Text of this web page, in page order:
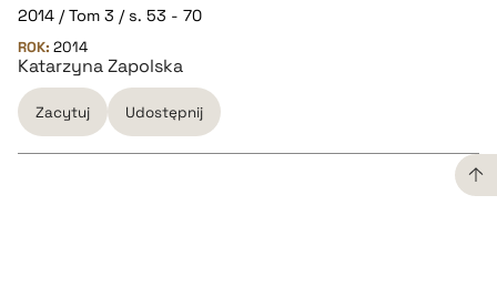
2014 / Tom 3 / s. 53 - 70
ROK: 2014
Katarzyna Zapolska
Zacytuj Udostępnij